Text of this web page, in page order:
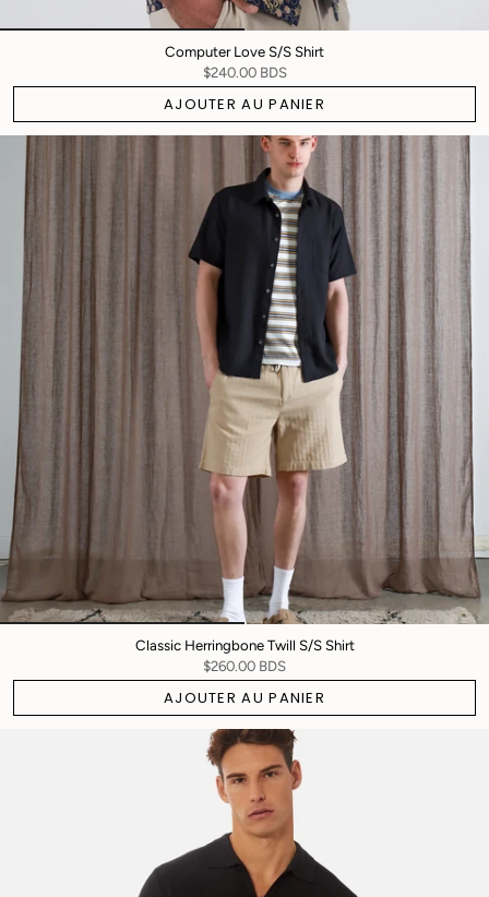
Computer Love S/S Shirt
$240.00 BDS
AJOUTER AU PANIER
Classic Herringbone Twill S/S Shirt
$260.00 BDS
AJOUTER AU PANIER